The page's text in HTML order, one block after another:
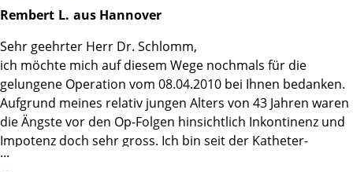
sind. Mit freundlichen Grüßen, Gerhard N.
weiterempfehlen.
Für die Zukunft wünsche ich allen Beschäftigten nur das
Beste.
Alwin
Rembert L. aus Hannover
Sehr geehrter Herr Dr. Schlomm,
ich möchte mich auf diesem Wege nochmals für die
gelungene Operation vom 08.04.2010 bei Ihnen bedanken.
Aufgrund meines relativ jungen Alters von 43 Jahren waren
die Ängste vor den Op-Folgen hinsichtlich Inkontinenz und
Impotenz doch sehr gross. Ich bin seit der Katheter-
Entfernung trocken und auch die Potenz kommt langsam